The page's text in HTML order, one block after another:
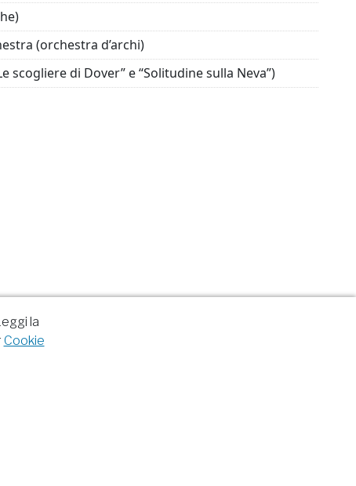
(orchestra d’archi)
scogliere di Dover” e “Solitudine sulla Neva”)
la
Cookie